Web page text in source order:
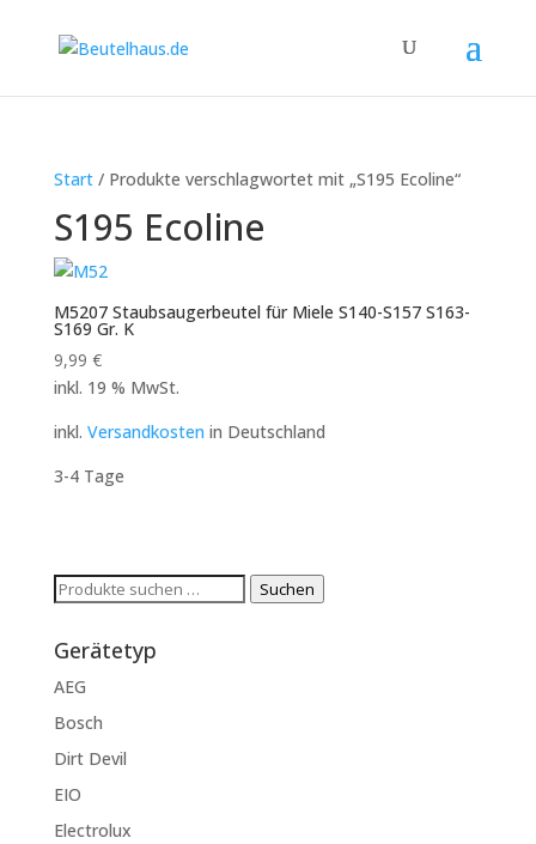
Start/ Produkte verschlagwortet mit „S195 Ecoline“
S195 Ecoline
M5207 Staubsaugerbeutel für Miele S140-S157 S163-
S169 Gr. K
9,99 €
inkl. 19 % MwSt.
inkl. Versandkosten in Deutschland
3-4 Tage
Suchen
Suchen
Gerätetyp
AEG
Bosch
Dirt Devil
EIO
Electrolux